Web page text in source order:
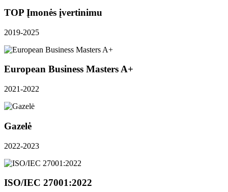
TOP Įmonės įvertinimu
2019-2025
European Business Masters A+
2021-2022
Gazelė
2022-2023
ISO/IEC 27001:2022